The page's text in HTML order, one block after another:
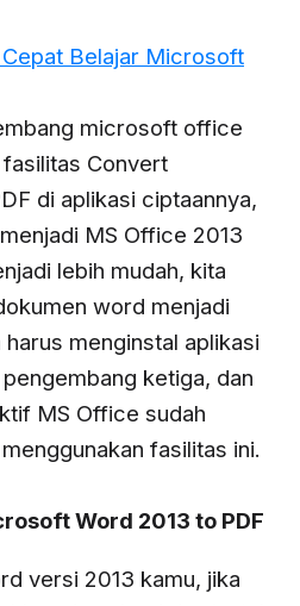
Belajar Microsoft
microsoft office
Convert
di aplikasi ciptaannya,
MS Office 2013
lebih mudah, kita
word menjadi
menginstal aplikasi
ketiga, dan
MS Office sudah
fasilitas ini.
Word 2013 to PDF
versi 2013 kamu, jika